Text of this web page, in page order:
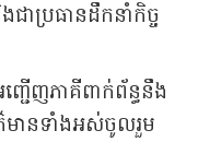
ជាប្រធានដឹកនាំកិច្ច
ជើញភាគីពាក់ព័ន្ធនឹង
ត៌មានទាំងអស់ចូលរួម